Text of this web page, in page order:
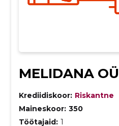
MELIDANA OÜ
Krediidiskoor: Riskantne
Maineskoor: 350
Töötajaid: 1